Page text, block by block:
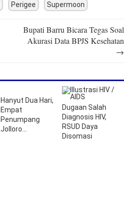
Perigee Supermoon
Bupati Barru Bicara Tegas Soal
Akurasi Data BPJS Kesehatan
→
Hanyut Dua Hari,
Empat
Penumpang
Jolloro
Dugaan Salah
Diagnosis HIV,
RSUD Daya
Disomasi